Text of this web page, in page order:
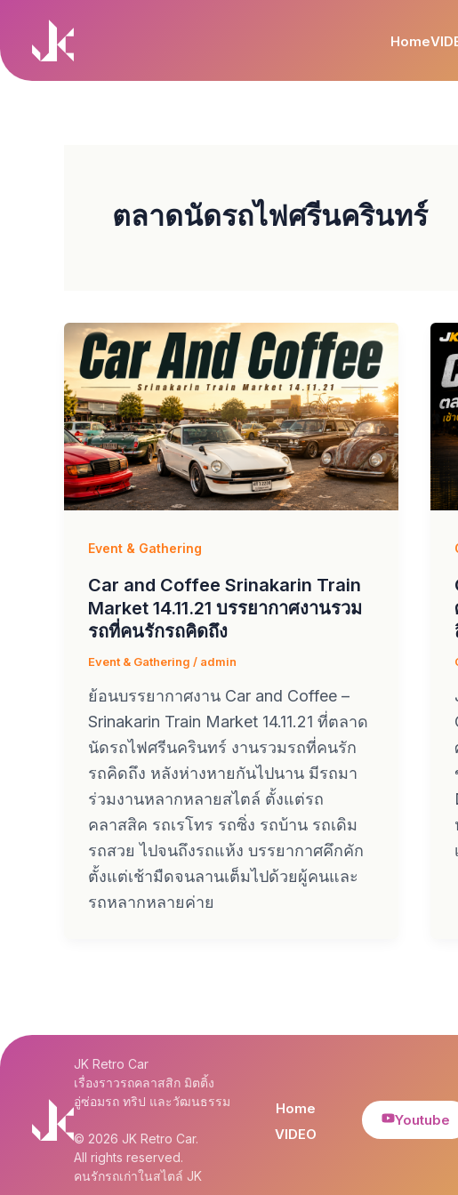
content
Home
ตลาดนัดรถไฟศรีนครินทร์
Event & Gathering
Car and Coffee Srinakarin Train
Market 14.11.21 บรรยากาศงานรวม
รถที่คนรักรถคิดถึง
Event & Gathering / admin
ย้อนบรรยากาศงาน Car and Coffee –
Srinakarin Train Market 14.11.21 ที่ตลาด
นัดรถไฟศรีนครินทร์ งานรวมรถที่คนรัก
รถคิดถึง หลังห่างหายกันไปนาน มีรถมา
ร่วมงานหลากหลายสไตล์ ตั้งแต่รถ
คลาสสิค รถเรโทร รถซิ่ง รถบ้าน รถเดิม
รถสวย ไปจนถึงรถแห้ง บรรยากาศคึกคัก
ตั้งแต่เช้ามืดจนลานเต็มไปด้วยผู้คนและ
รถหลากหลายค่าย
JK Retro Car
เรื่องราวรถคลาสสิก มิตติ้ง
อู่ซ่อมรถ ทริป และวัฒนธรรม
© 2026 JK Retro Car.
All rights reserved.
คนรักรถเก่าในสไตล์ JK
Home
VIDEO
Youtube